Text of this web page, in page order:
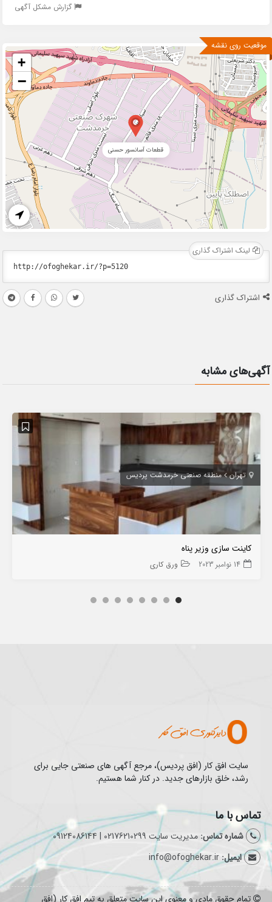
گزارش مشکل آگهی
موقعیت روی نقشه
قطعات آسانسور حسنی
+
−
لینک اشتراک گذاری
اشتراک گذاری
آگهی‌های مشابه
تهران منطقه صنعتی خرمدشت پردیس
کاینت سازی وزیر پناه
14 نوامبر 2023 ورق کاری
سایت افق کار (افق پردیس)، مرجع آگهی های صنعتی جایی برای
رشد، خلق بازارهای جدید. در کنار شما هستیم.
تماس با ما
شماره تماس:مدیریت سایت 02176210299 | 09124086144
ایمیل:info@ofoghekar.ir
تمام حقوق مادی و معنوی این سایت متعلق به تیم افق کار (افق